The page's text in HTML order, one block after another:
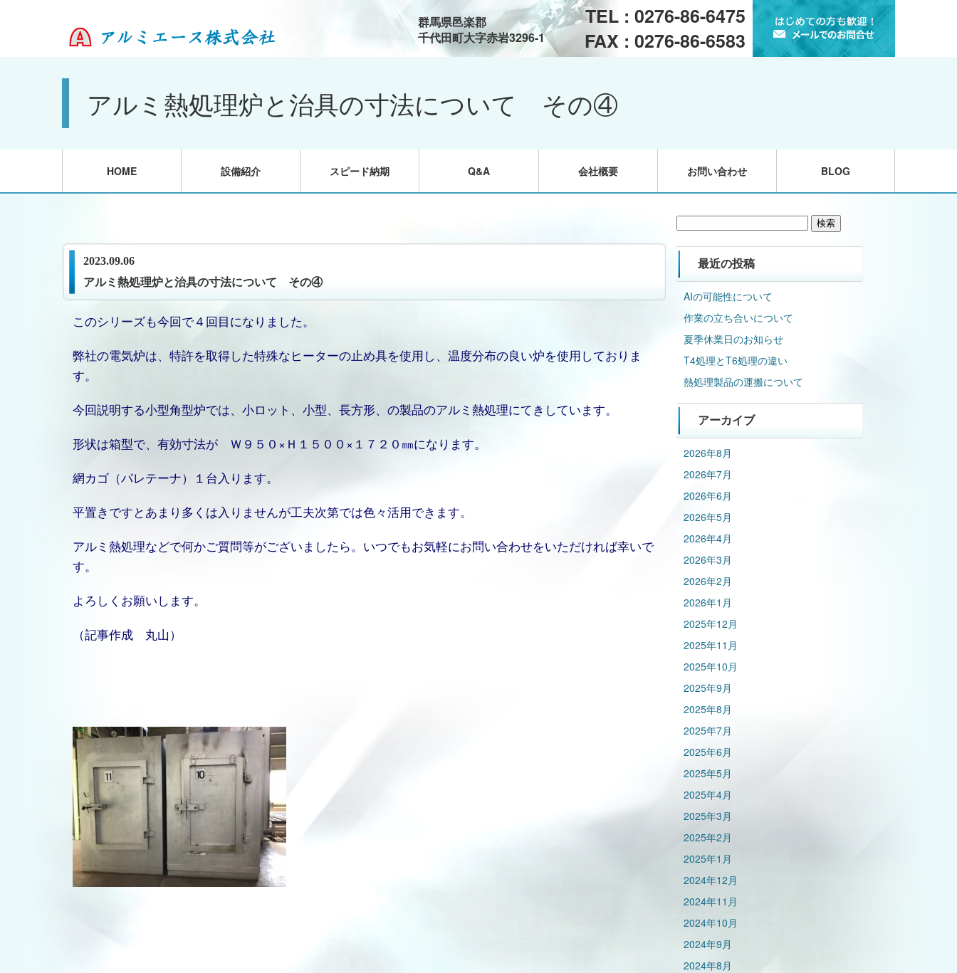
TEL : 0276-86-6475
FAX : 0276-86-6583
群馬県邑楽郡
千代田町大字赤岩3296-1
アルミ熱処理炉と治具の寸法について その④
HOME 設備紹介 スピード納期 Q&A 会社概要 お問い合わせ BLOG
2023.09.06
アルミ熱処理炉と治具の寸法について その④
このシリーズも今回で４回目になりました。
弊社の電気炉は、特許を取得した特殊なヒーターの止め具を使用し、温度分布の良い炉を使用しておりま
す。
今回説明する小型角型炉では、小ロット、小型、長方形、の製品のアルミ熱処理にてきしています。
形状は箱型で、有効寸法が Ｗ９５０×Ｈ１５００×１７２０㎜になります。
網カゴ（パレテーナ）１台入ります。
平置きですとあまり多くは入りませんが工夫次第では色々活用できます。
アルミ熱処理などで何かご質問等がございましたら。いつでもお気軽にお問い合わせをいただければ幸いで
す。
よろしくお願いします。
（記事作成 丸山）
最近の投稿
AIの可能性について
作業の立ち合いについて
夏季休業日のお知らせ
T4処理とT6処理の違い
熱処理製品の運搬について
アーカイブ
2026年8月
2026年7月
2026年6月
2026年5月
2026年4月
2026年3月
2026年2月
2026年1月
2025年12月
2025年11月
2025年10月
2025年9月
2025年8月
2025年7月
2025年6月
2025年5月
2025年4月
2025年3月
2025年2月
2025年1月
2024年12月
2024年11月
2024年10月
2024年9月
2024年8月